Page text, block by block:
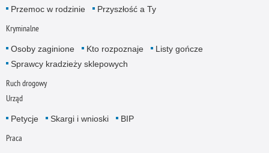
Przemoc w rodzinie
Przyszłość a Ty
Kryminalne
Osoby zaginione Kto rozpoznaje
Listy gończe
Sprawcy kradzieży sklepowych
Ruch drogowy
Urząd
Petycje Skargi i wnioski BIP
Praca